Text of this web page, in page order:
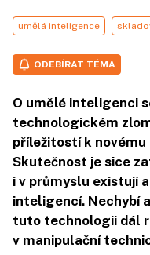
umělá inteligence
ODEBÍRAT TÉMA
O umělé inteligenci
technologickém
příležitostí k
Skutečnost je sice
i v průmyslu existují
inteligencí. Nechybí
tuto technologii dál
v manipulační